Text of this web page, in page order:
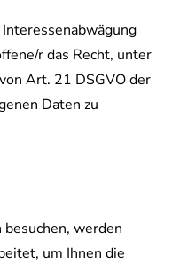
r das Recht, unter
Art. 21 DSGVO der
Daten zu
werden
um Ihnen die